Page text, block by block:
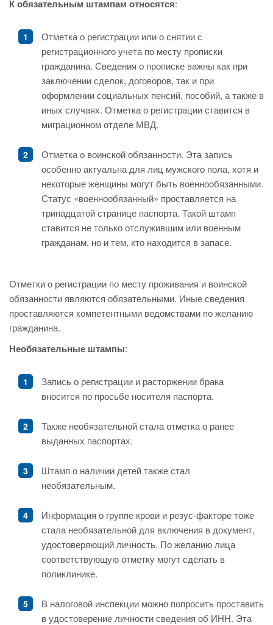
К обязательным штампам относятся:
Отметка о регистрации или о снятии с
регистрационного учета по месту прописки
гражданина. Сведения о прописке важны как при
заключении сделок, договоров, так и при
оформлении социальных пенсий, пособий, а также в
иных случаях. Отметка о регистрации ставится в
миграционном отделе МВД.
Отметка о воинской обязанности. Эта запись
особенно актуальна для лиц мужского пола, хотя и
некоторые женщины могут быть военнообязанными.
Статус «военнообязанный» проставляется на
тринадцатой странице паспорта. Такой штамп
ставится не только отслужившим или военным
гражданам, но и тем, кто находится в запасе.
Отметки о регистрации по месту проживания и воинской
обязанности являются обязательными. Иные сведения
проставляются компетентными ведомствами по желанию
гражданина.
Необязательные штампы:
Запись о регистрации и расторжении брака
вносится по просьбе носителя паспорта.
Также необязательной стала отметка о ранее
выданных паспортах.
Штамп о наличии детей также стал
необязательным.
Информация о группе крови и резус-факторе тоже
стала необязательной для включения в документ,
удостоверяющий личность. По желанию лица
соответствующую отметку могут сделать в
поликлинике.
В налоговой инспекции можно попросить проставить
в удостоверение личности сведения об ИНН. Эта